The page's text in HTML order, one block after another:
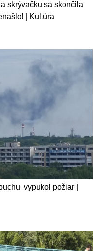
skrývačku sa skončila,
| Kultúra
vypukol požiar |